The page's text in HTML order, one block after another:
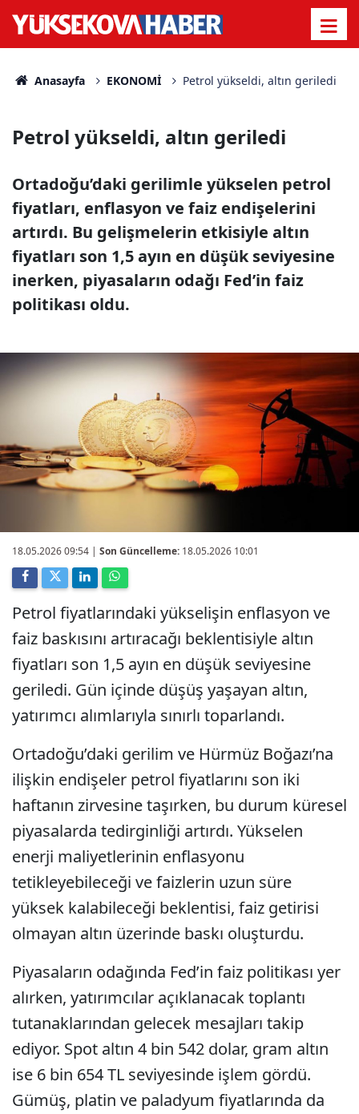
Anasayfa EKONOMİ Petrol yükseldi, altın geriledi
Petrol yükseldi, altın geriledi
Ortadoğu’daki gerilimle yükselen petrol
fiyatları, enflasyon ve faiz endişelerini
artırdı. Bu gelişmelerin etkisiyle altın
fiyatları son 1,5 ayın en düşük seviyesine
inerken, piyasaların odağı Fed’in faiz
politikası oldu.
18.05.2026 09:54 | Son Güncelleme: 18.05.2026 10:01
Petrol fiyatlarındaki yükselişin enflasyon ve
faiz baskısını artıracağı beklentisiyle altın
fiyatları son 1,5 ayın en düşük seviyesine
geriledi. Gün içinde düşüş yaşayan altın,
yatırımcı alımlarıyla sınırlı toparlandı.
Ortadoğu’daki gerilim ve Hürmüz Boğazı’na
ilişkin endişeler petrol fiyatlarını son iki
haftanın zirvesine taşırken, bu durum küresel
piyasalarda tedirginliği artırdı. Yükselen
enerji maliyetlerinin enflasyonu
tetikleyebileceği ve faizlerin uzun süre
yüksek kalabileceği beklentisi, faiz getirisi
olmayan altın üzerinde baskı oluşturdu.
Piyasaların odağında Fed’in faiz politikası yer
alırken, yatırımcılar açıklanacak toplantı
tutanaklarından gelecek mesajları takip
ediyor. Spot altın 4 bin 542 dolar, gram altın
ise 6 bin 654 TL seviyesinde işlem gördü.
Gümüş, platin ve paladyum fiyatlarında da